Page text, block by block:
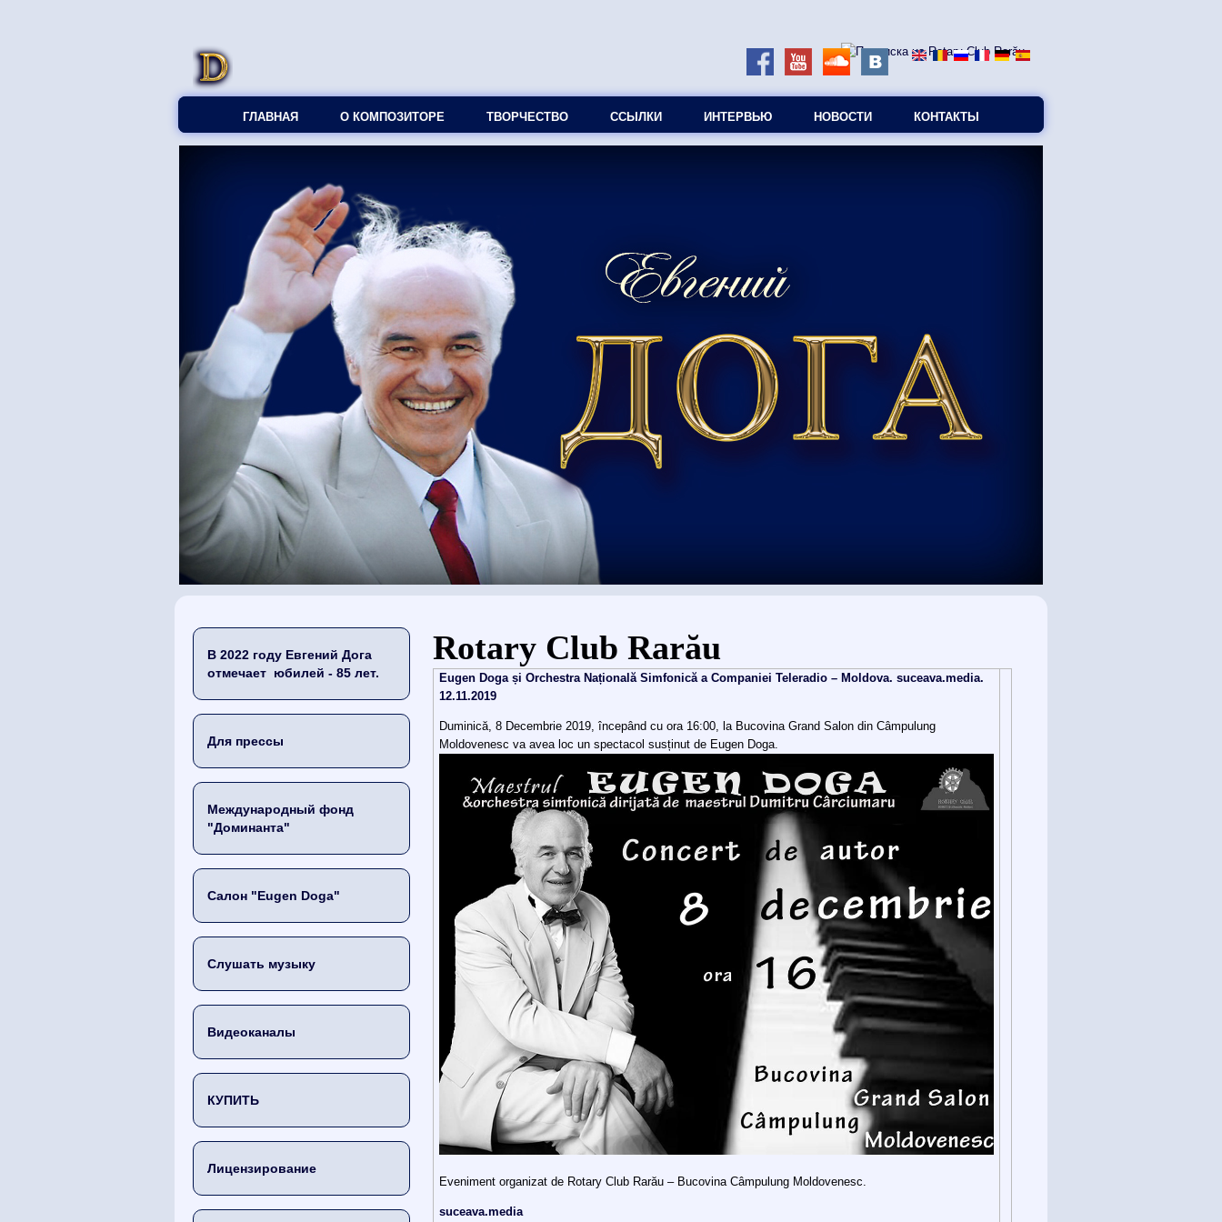
ГЛАВНАЯ О КОМПОЗИТОРЕ ТВОРЧЕСТВО ССЫЛКИ ИНТЕРВЬЮ НОВОСТИ КОНТАКТЫ
В 2022 году Евгений Дога
отмечает юбилей - 85 лет.
Для прессы
Международный фонд
"Доминанта"
Салон "Eugen Doga"
Слушать музыку
Видеоканалы
КУПИТЬ
Лицензирование
Вы здесь
Rotary Club Rarău
Eugen Doga și Orchestra Națională Simfonică a Companiei Teleradio – Moldova. suceava.media.
12.11.2019
Duminică, 8 Decembrie 2019, începând cu ora 16:00, la Bucovina Grand Salon din Câmpulung
Moldovenesc va avea loc un spectacol susținut de Eugen Doga.
Eveniment organizat de Rotary Club Rarău – Bucovina Câmpulung Moldovenesc.
suceava.media